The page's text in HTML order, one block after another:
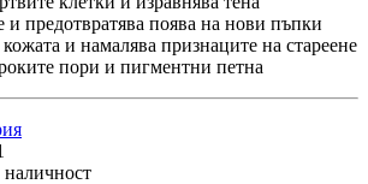
и предотвратява поява на нови пъпки
и намалява признаците на стареене
пори и пигментни петна